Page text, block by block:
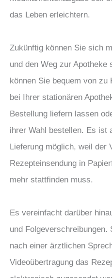
das Leben erleichtern.
Zukünftig können Sie sich
und den Weg zur Apotheke
können Sie bequem von zu
bei Ihrer stationären
Bestellung liefern lassen
ihrer Wahl bestellen. Es ist
Lieferung möglich, weil der
Rezepteinsendung in
mehr stattfinden muss.
Es vereinfacht darüber
und Folgeverschreibungen.
nach einer ärztlichen
Videoübertragung das